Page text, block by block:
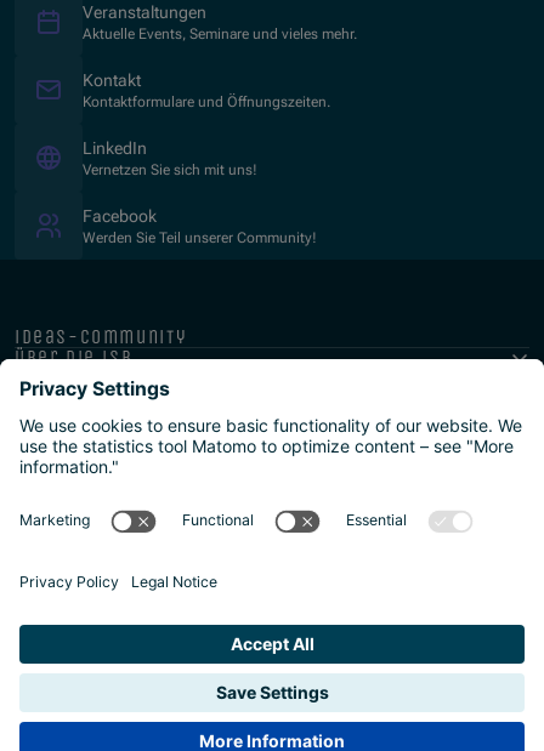
Veranstaltungen
Aktuelle Events, Seminare und vieles mehr.
Kontakt
Kontaktformulare und Öffnungszeiten.
LinkedIn
Vernetzen Sie sich mit uns!
Facebook(Opens in new window)
Werden Sie Teil unserer Community!
ideas-community
über die isb
public-private
programme
newsletter
presse
Barrierefreiheitserklärung
Safeguarding Policy